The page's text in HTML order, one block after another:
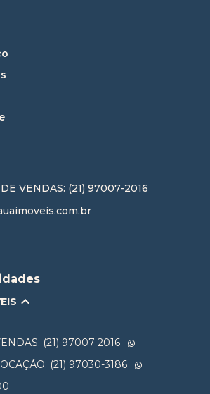
VENDAS: (21) 97007-2016
(21) 97007-2016
(21) 97030-3186